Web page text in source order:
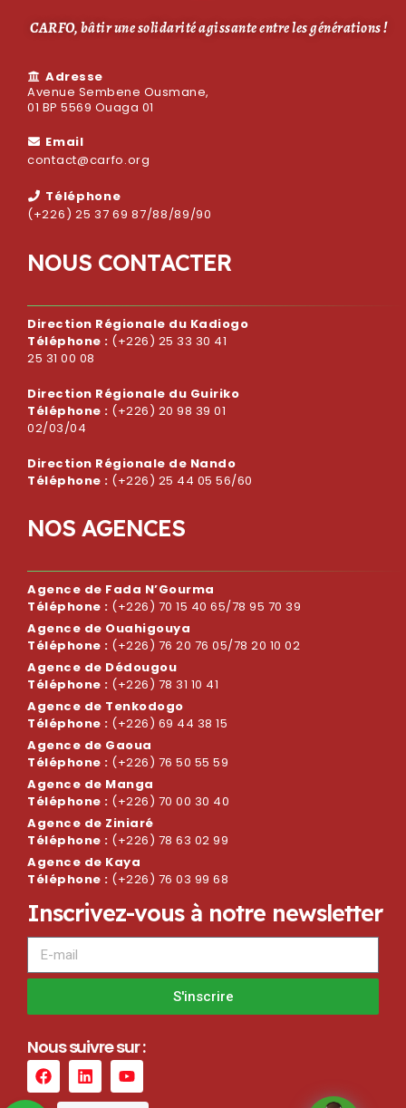
CARFO, bâtir une solidarité agissante entre les générations !
Adresse
Avenue Sembene Ousmane,
01 BP 5569 Ouaga 01
Email
contact@carfo.org
Téléphone
(+226) 25 37 69 87/88/89/90
NOUS CONTACTER
Direction Régionale du Kadiogo
Téléphone : (+226) 25 33 30 41
25 31 00 08
Direction Régionale du Guiriko
Téléphone : (+226) 20 98 39 01
02/03/04
Direction Régionale de Nando
Téléphone : (+226) 25 44 05 56/60
NOS AGENCES
Agence de Fada N’Gourma
Téléphone : (+226) 70 15 40 65/78 95 70 39
Agence de Ouahigouya
Téléphone : (+226) 76 20 76 05/78 20 10 02
Agence de Dédougou
Téléphone : (+226) 78 31 10 41
Agence de Tenkodogo
Téléphone : (+226) 69 44 38 15
Agence de Gaoua
Téléphone : (+226) 76 50 55 59
Agence de Manga
Téléphone : (+226) 70 00 30 40
Agence de Ziniaré
Téléphone : (+226) 78 63 02 99
Agence de Kaya
Téléphone : (+226) 76 03 99 68
Inscrivez-vous à notre newsletter
S'inscrire
Noussuivresur: